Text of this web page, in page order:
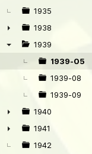
1935
►
1938
1939
1939-05
1939-08
1939-09
►
1940
►
1941
1942